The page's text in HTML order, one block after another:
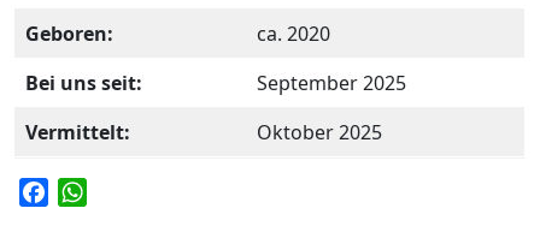
Geboren:
ca. 2020
Bei uns seit:
September 2025
Vermittelt:
Oktober 2025